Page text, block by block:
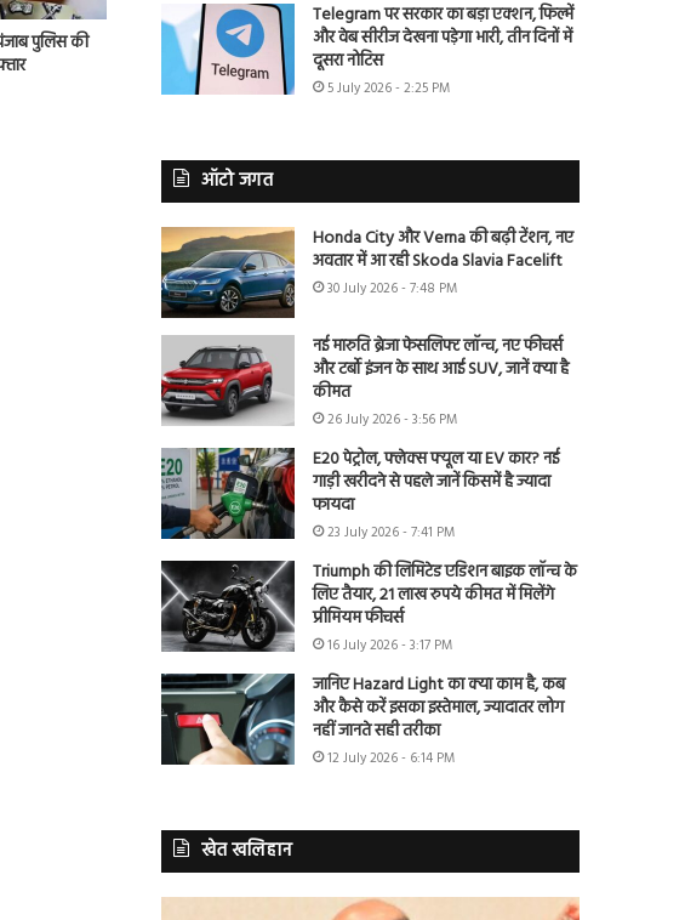
पुलिस की
Telegram पर सरकार का बड़ा एक्शन, फिल्में
और वेब सीरीज देखना पड़ेगा भारी, तीन दिनों में
दूसरा नोटिस
5 July 2026 - 2:25 PM
ऑटो जगत
Honda City और Verna की बढ़ी टेंशन, नए
अवतार में आ रही Skoda Slavia Facelift
30 July 2026 - 7:48 PM
नई मारुति ब्रेजा फेसलिफ्ट लॉन्च, नए फीचर्स
और टर्बो इंजन के साथ आई SUV, जानें क्या है
कीमत
26 July 2026 - 3:56 PM
E20 पेट्रोल, फ्लेक्स फ्यूल या EV कार? नई
गाड़ी खरीदने से पहले जानें किसमें है ज्यादा
फायदा
23 July 2026 - 7:41 PM
Triumph की लिमिटेड एडिशन बाइक लॉन्च के
लिए तैयार, 21 लाख रुपये कीमत में मिलेंगे
प्रीमियम फीचर्स
16 July 2026 - 3:17 PM
जानिए Hazard Light का क्या काम है, कब
और कैसे करें इसका इस्तेमाल, ज्यादातर लोग
नहीं जानते सही तरीका
12 July 2026 - 6:14 PM
खेत खलिहान